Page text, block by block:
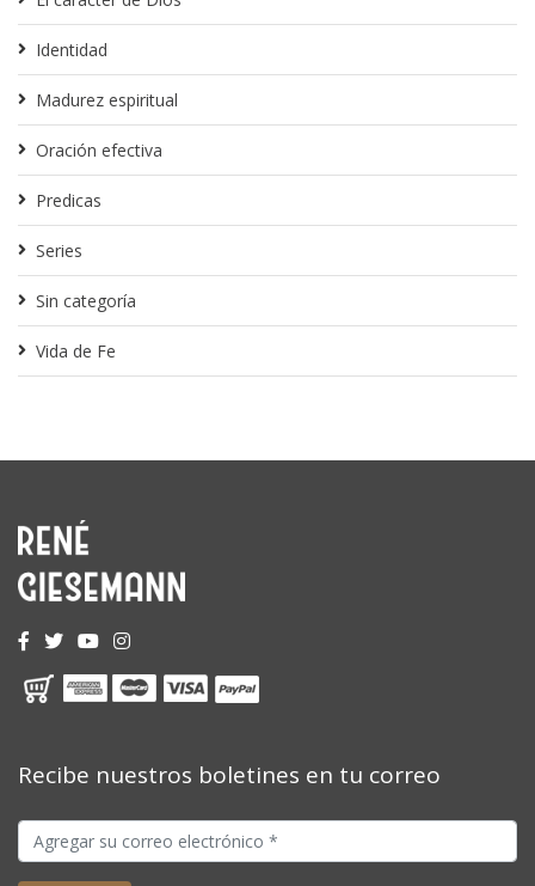
Identidad
Madurez espiritual
Oración efectiva
Predicas
Series
Sin categoría
Vida de Fe
Recibe nuestros boletines en tu correo